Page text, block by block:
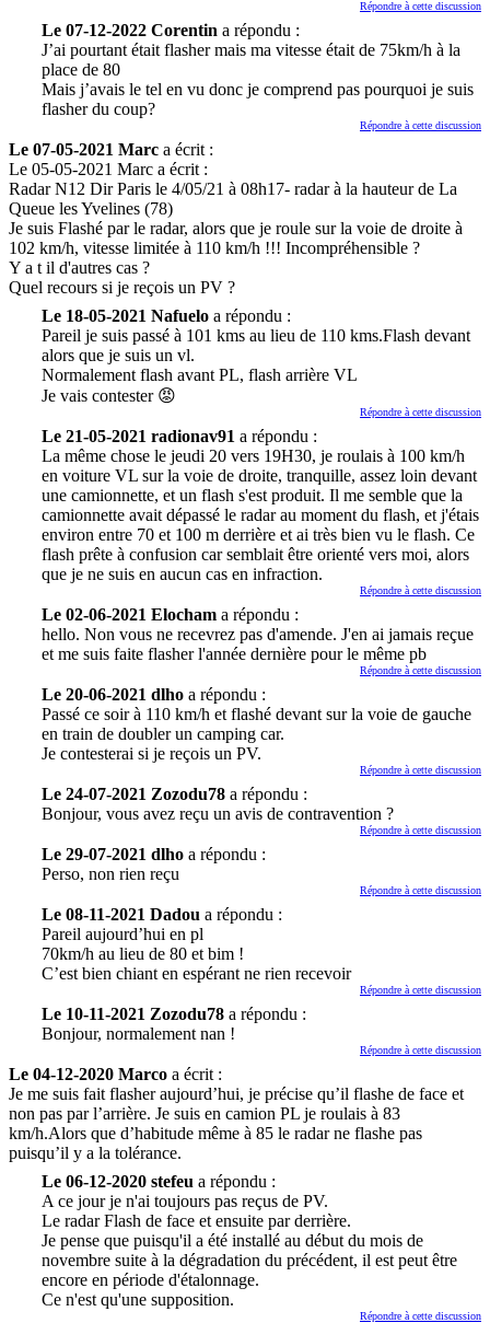
Répondre à cette discussion
Le 07-12-2022 Corentin a répondu :
J’ai pourtant était flasher mais ma vitesse était de 75km/h à la
place de 80
Mais j’avais le tel en vu donc je comprend pas pourquoi je suis
flasher du coup?
Répondre à cette discussion
Le 07-05-2021 Marc a écrit :
Le 05-05-2021 Marc a écrit :
Radar N12 Dir Paris le 4/05/21 à 08h17- radar à la hauteur de La
Queue les Yvelines (78)
Je suis Flashé par le radar, alors que je roule sur la voie de droite à
102 km/h, vitesse limitée à 110 km/h !!! Incompréhensible ?
Y a t il d'autres cas ?
Quel recours si je reçois un PV ?
Le 18-05-2021 Nafuelo a répondu :
Pareil je suis passé à 101 kms au lieu de 110 kms.Flash devant
alors que je suis un vl.
Normalement flash avant PL, flash arrière VL
Je vais contester 😡
Répondre à cette discussion
Le 21-05-2021 radionav91 a répondu :
La même chose le jeudi 20 vers 19H30, je roulais à 100 km/h
en voiture VL sur la voie de droite, tranquille, assez loin devant
une camionnette, et un flash s'est produit. Il me semble que la
camionnette avait dépassé le radar au moment du flash, et j'étais
environ entre 70 et 100 m derrière et ai très bien vu le flash. Ce
flash prête à confusion car semblait être orienté vers moi, alors
que je ne suis en aucun cas en infraction.
Répondre à cette discussion
Le 02-06-2021 Elocham a répondu :
hello. Non vous ne recevrez pas d'amende. J'en ai jamais reçue
et me suis faite flasher l'année dernière pour le même pb
Répondre à cette discussion
Le 20-06-2021 dlho a répondu :
Passé ce soir à 110 km/h et flashé devant sur la voie de gauche
en train de doubler un camping car.
Je contesterai si je reçois un PV.
Répondre à cette discussion
Le 24-07-2021 Zozodu78 a répondu :
Bonjour, vous avez reçu un avis de contravention ?
Répondre à cette discussion
Le 29-07-2021 dlho a répondu :
Perso, non rien reçu
Répondre à cette discussion
Le 08-11-2021 Dadou a répondu :
Pareil aujourd’hui en pl
70km/h au lieu de 80 et bim !
C’est bien chiant en espérant ne rien recevoir
Répondre à cette discussion
Le 10-11-2021 Zozodu78 a répondu :
Bonjour, normalement nan !
Répondre à cette discussion
Le 04-12-2020 Marco a écrit :
Je me suis fait flasher aujourd’hui, je précise qu’il flashe de face et
non pas par l’arrière. Je suis en camion PL je roulais à 83
km/h.Alors que d’habitude même à 85 le radar ne flashe pas
puisqu’il y a la tolérance.
Le 06-12-2020 stefeu a répondu :
A ce jour je n'ai toujours pas reçus de PV.
Le radar Flash de face et ensuite par derrière.
Je pense que puisqu'il a été installé au début du mois de
novembre suite à la dégradation du précédent, il est peut être
encore en période d'étalonnage.
Ce n'est qu'une supposition.
Répondre à cette discussion